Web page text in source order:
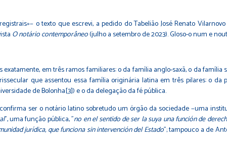
o texto que escrevi, a pedido do Tabelião José Renato
O notário contemporâneo(julho a setembro de 2023). Gloso-o num e
em três ramos familiares: o da família anglo-saxã, o da
que assentou essa família originária latina em três pilares: o da
de Bolonha[3]) e o da delegação da fé pública.
ser o notário latino sobretudo um órgão da sociedade −uma
", uma função pública, "no en el sentido de ser la suya una función de
jurídica, que funciona sin intervención del Estado"; tampouco a de